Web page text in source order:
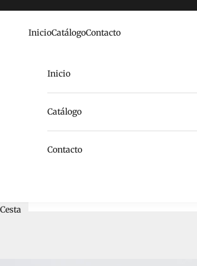
InicioCatálogoContacto
Inicio
Catálogo
Contacto
Cesta